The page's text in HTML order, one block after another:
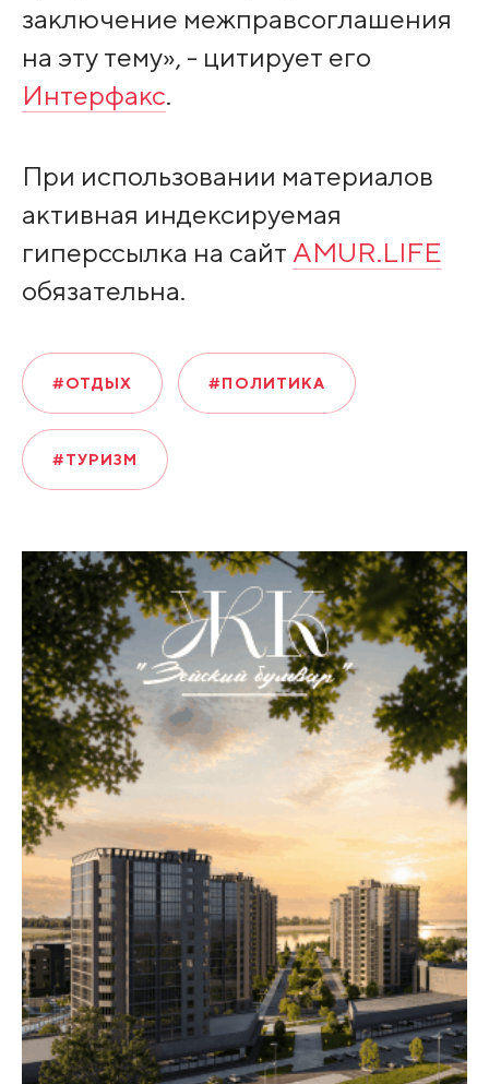
заключение межправсоглашения
на эту тему», - цитирует его
Интерфакс.
При использовании материалов
активная индексируемая
гиперссылка на сайт AMUR.LIFE
обязательна.
#ОТДЫХ #ПОЛИТИКА
#ТУРИЗМ